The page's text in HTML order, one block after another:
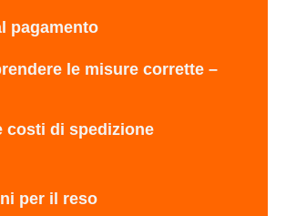
pagamento
le misure corrette –
costi di spedizione
per il reso